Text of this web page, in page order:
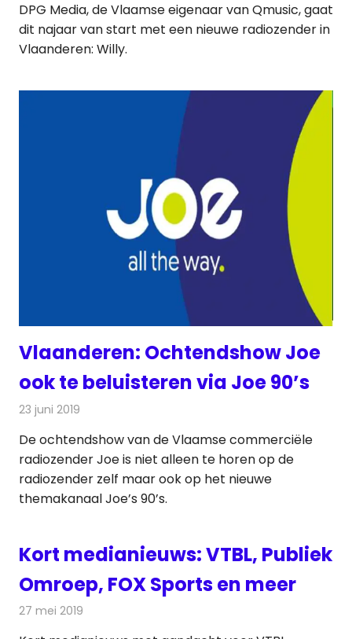
DPG Media, de Vlaamse eigenaar van Qmusic, gaat
dit najaar van start met een nieuwe radiozender in
Vlaanderen: Willy.
Vlaanderen: Ochtendshow Joe
ook te beluisteren via Joe 90’s
23 juni 2019
De ochtendshow van de Vlaamse commerciële
radiozender Joe is niet alleen te horen op de
radiozender zelf maar ook op het nieuwe
themakanaal Joe’s 90’s.
Kort medianieuws: VTBL, Publiek
Omroep, FOX Sports en meer
27 mei 2019